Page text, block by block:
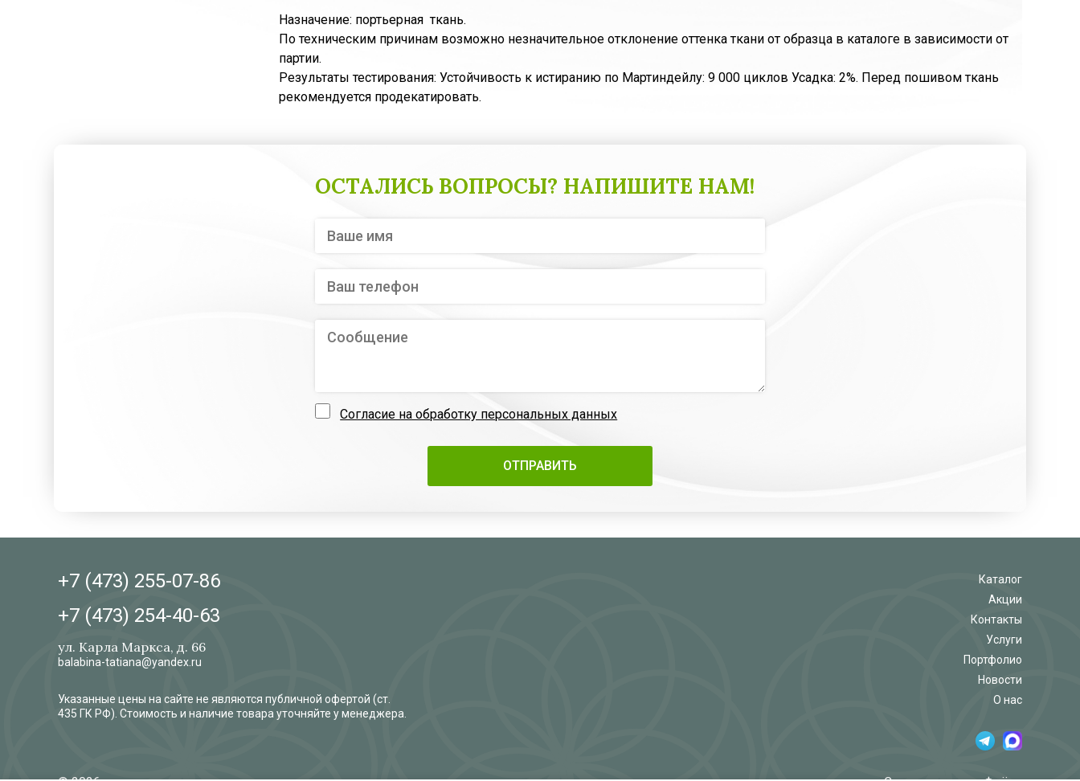
Назначение: портьерная ткань.
По техническим причинам возможно незначительное отклонение оттенка ткани от образца в каталоге в зависимости от
партии.
Результаты тестирования: Устойчивость к истиранию по Мартиндейлу: 9 000 циклов Усадка: 2%. Перед пошивом ткань
рекомендуется продекатировать.
ОСТАЛИСЬ ВОПРОСЫ? НАПИШИТЕ НАМ!
Согласие на обработку персональных данных
+7 (473) 255-07-86
+7 (473) 254-40-63
ул. Карла Маркса, д. 66
balabina-tatiana@yandex.ru
Указанные цены на сайте не являются публичной офертой (ст.
435 ГК РФ). Стоимость и наличие товара уточняйте у менеджера.
Каталог
Акции
Контакты
Услуги
Портфолио
Новости
О нас